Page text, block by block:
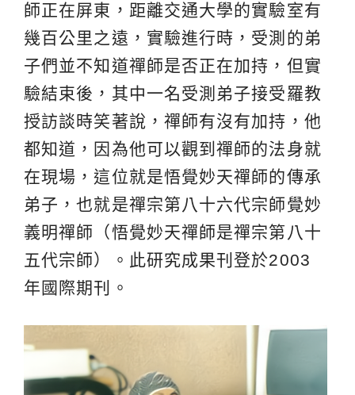
師正在屏東，距離交通大學的實驗室有
幾百公里之遠，實驗進行時，受測的弟
子們並不知道禪師是否正在加持，但實
驗結束後，其中一名受測弟子接受羅教
授訪談時笑著說，禪師有沒有加持，他
都知道，因為他可以觀到禪師的法身就
在現場，這位就是悟覺妙天禪師的傳承
弟子，也就是禪宗第八十六代宗師覺妙
義明禪師（悟覺妙天禪師是禪宗第八十
五代宗師）。此研究成果刊登於2003
年國際期刊。